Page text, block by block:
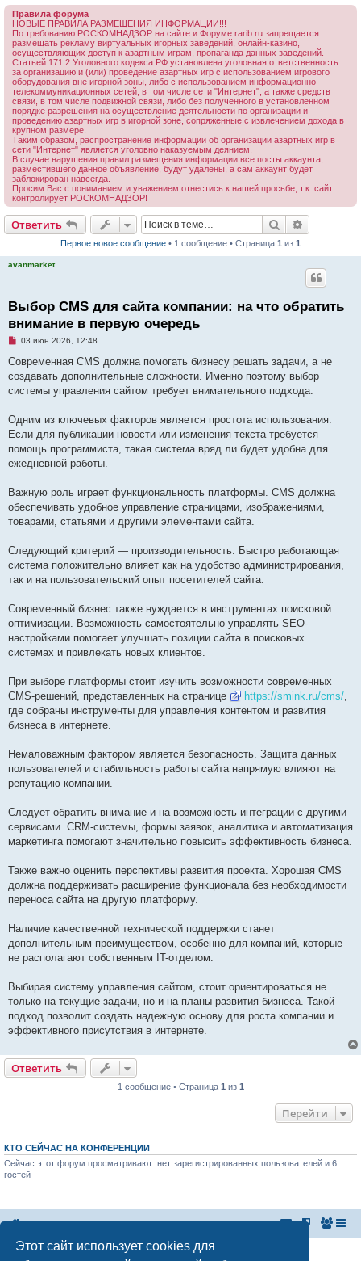
Этот сайт использует cookies для
Правила форума
НОВЫЕ ПРАВИЛА РАЗМЕЩЕНИЯ ИНФОРМАЦИИ!!!
По требованию РОСКОМНАДЗОР на сайте и Форуме rarib.ru запрещается
размещать рекламу виртуальных игорных заведений, онлайн-казино,
осуществляющих доступ к азартным играм, пропаганда данных заведений.
Статьей 171.2 Уголовного кодекса РФ установлена уголовная ответственность
за организацию и (или) проведение азартных игр с использованием игрового
оборудования вне игорной зоны, либо с использованием информационно-
телекоммуникационных сетей, в том числе сети "Интернет", а также средств
связи, в том числе подвижной связи, либо без полученного в установленном
порядке разрешения на осуществление деятельности по организации и
проведению азартных игр в игорной зоне, сопряженные с извлечением дохода в
крупном размере.
Таким образом, распространение информации об организации азартных игр в
сети "Интернет" является уголовно наказуемым деянием.
В случае нарушения правил размещения информации все посты аккаунта,
разместившего данное объявление, будут удалены, а сам аккаунт будет
заблокирован навсегда.
Просим Вас с пониманием и уважением отнестись к нашей просьбе, т.к. сайт
контролирует РОСКОМНАДЗОР!
Ответить Поиск
Первое новое сообщение • 1 сообщение • Страница 1 из 1
avanmarket
Выбор CMS для сайта компании: на что обратить
внимание в первую очередь
Н
п
о
ч
а
н
н
о
с
б
щ
н
03 июн 2026, 12:48
Современная CMS должна помогать бизнесу решать задачи, а не
создавать дополнительные сложности. Именно поэтому выбор
системы управления сайтом требует внимательного подхода.
Одним из ключевых факторов является простота использования.
Если для публикации новости или изменения текста требуется
помощь программиста, такая система вряд ли будет удобна для
ежедневной работы.
Важную роль играет функциональность платформы. CMS должна
обеспечивать удобное управление страницами, изображениями,
товарами, статьями и другими элементами сайта.
Следующий критерий — производительность. Быстро работающая
система положительно влияет как на удобство администрирования,
так и на пользовательский опыт посетителей сайта.
Современный бизнес также нуждается в инструментах поисковой
оптимизации. Возможность самостоятельно управлять SEO-
настройками помогает улучшать позиции сайта в поисковых
системах и привлекать новых клиентов.
При выборе платформы стоит изучить возможности современных
CMS-решений, представленных на странице
https://smink.ru/cms/,
где собраны инструменты для управления контентом и развития
бизнеса в интернете.
Немаловажным фактором является безопасность. Защита данных
пользователей и стабильность работы сайта напрямую влияют на
репутацию компании.
Следует обратить внимание и на возможность интеграции с другими
сервисами. CRM-системы, формы заявок, аналитика и автоматизация
маркетинга помогают значительно повысить эффективность бизнеса.
Также важно оценить перспективы развития проекта. Хорошая CMS
должна поддерживать расширение функционала без необходимости
переноса сайта на другую платформу.
Наличие качественной технической поддержки станет
дополнительным преимуществом, особенно для компаний, которые
не располагают собственным IT-отделом.
Выбирая систему управления сайтом, стоит ориентироваться не
только на текущие задачи, но и на планы развития бизнеса. Такой
подход позволит создать надежную основу для роста компании и
эффективного присутствия в интернете.
Ответить
1 сообщение • Страница 1 из 1
Перейти
КТО СЕЙЧАС НА КОНФЕРЕНЦИИ
Сейчас этот форум просматривают: нет зарегистрированных пользователей и 6
гостей
На главную Список форумов
Российская Ассоциация Развития Игорного Бизнеса
Эл. почта:
admin@rarib.ru office@rarib.ru